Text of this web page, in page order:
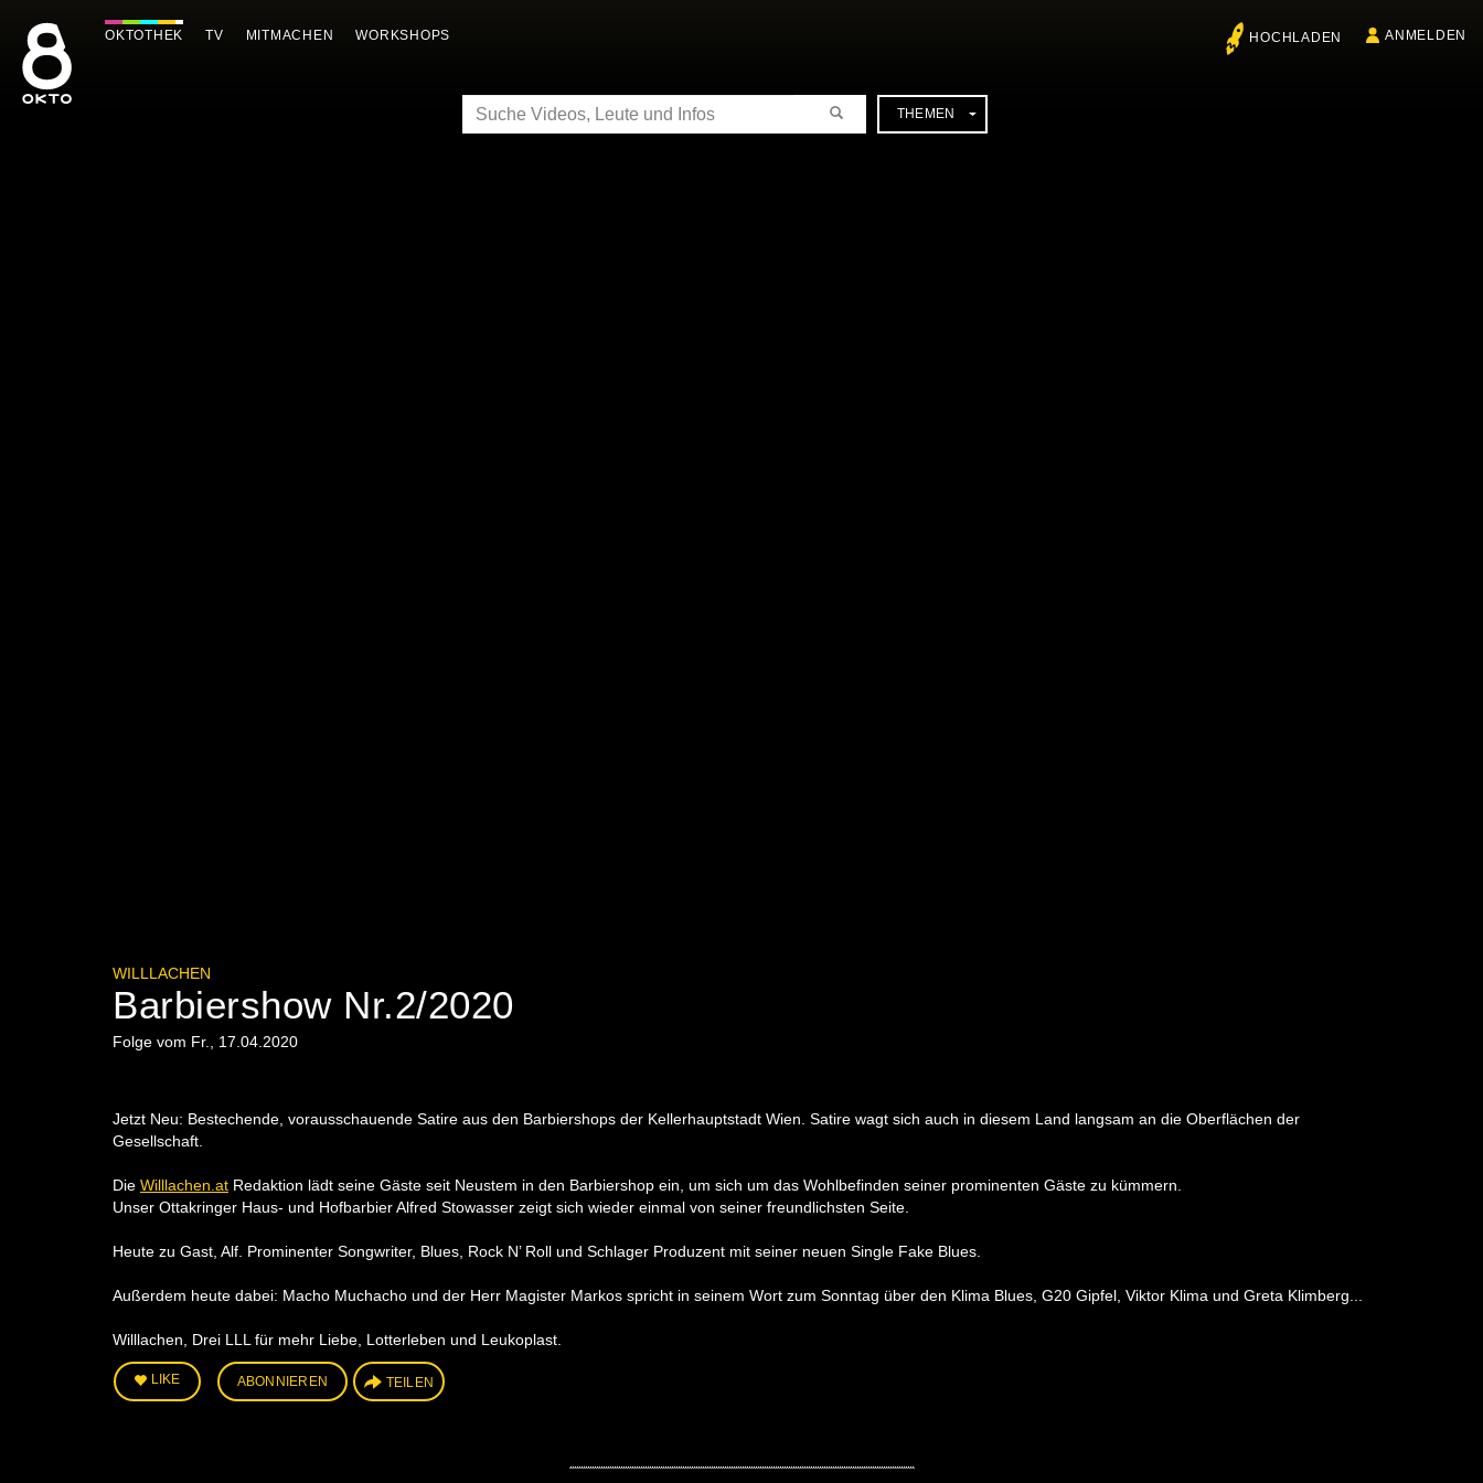
Inhalt
springen
OKTOTHEK TV MITMACHEN WORKSHOPS HOCHLADEN ANMELDEN
SUCHE THEMEN
WILLLACHEN
Barbiershow Nr.2/2020
Folge vom Fr., 17.04.2020
Jetzt Neu: Bestechende, vorausschauende Satire aus den Barbiershops der Kellerhauptstadt Wien. Satire wagt sich auch in diesem Land langsam an die Oberflächen der
Gesellschaft.
Die Willlachen.at Redaktion lädt seine Gäste seit Neustem in den Barbiershop ein, um sich um das Wohlbefinden seiner prominenten Gäste zu kümmern.
Unser Ottakringer Haus- und Hofbarbier Alfred Stowasser zeigt sich wieder einmal von seiner freundlichsten Seite.
Heute zu Gast, Alf. Prominenter Songwriter, Blues, Rock N’ Roll und Schlager Produzent mit seiner neuen Single Fake Blues.
Außerdem heute dabei: Macho Muchacho und der Herr Magister Markos spricht in seinem Wort zum Sonntag über den Klima Blues, G20 Gipfel, Viktor Klima und Greta Klimberg...
Willlachen, Drei LLL für mehr Liebe, Lotterleben und Leukoplast.
LIKE ABONNIEREN TEILEN